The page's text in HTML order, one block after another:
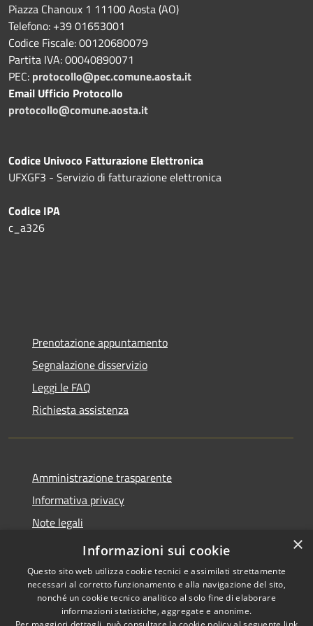
Piazza Chanoux 1 11100 Aosta (AO)
Telefono: +39 01653001
Codice Fiscale: 00120680079
Partita IVA: 00040890071
PEC: protocollo@pec.comune.aosta.it
Email Ufficio Protocollo
protocollo@comune.aosta.it
Codice Univoco Fatturazione Elettronica
UFXGF3 - Servizio di fatturazione elettronica
Codice IPA
c_a326
Prenotazione appuntamento
Segnalazione disservizio
Leggi le FAQ
Richiesta assistenza
Amministrazione trasparente
Informativa privacy
Note legali
Dichiarazione di accessibilità
Copyright © 2026 • Comune di
×
Informazioni sui cookie
Questo sito web utilizza cookie tecnici e assimilati strettamente
necessari al corretto funzionamento e alla navigazione del sito,
nonché un cookie tecnico analitico al solo fine di elaborare
informazioni statistiche, aggregate e anonime.